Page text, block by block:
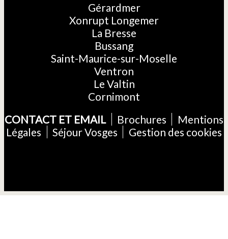
Gérardmer
Xonrupt Longemer
La Bresse
Bussang
Saint-Maurice-sur-Moselle
Ventron
Le Valtin
Cornimont
CONTACT ET EMAIL
Brochures
Mentions
Légales
Séjour Vosges Gestion des cookies